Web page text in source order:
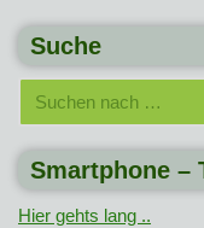
Suche
Smartphone –
Hier gehts lang ..